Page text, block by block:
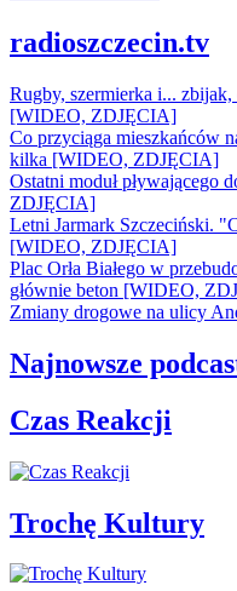
radioszczecin.tv
Rugby, szermierka i...
[WIDEO, ZDJĘCIA]
Co przyciąga mieszkańców
kilka [WIDEO, ZDJĘCIA]
Ostatni moduł pływającego
ZDJĘCIA]
Letni Jarmark Szczeciński.
[WIDEO, ZDJĘCIA]
Plac Orła Białego w
głównie beton [WIDEO,
Zmiany drogowe na ulicy
Najnowsze
Czas Reakcji
Trochę Kultury